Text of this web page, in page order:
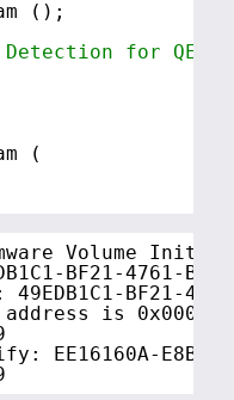
();
Detection for QEMU
(
Volume
BF21-4761-BB12-
BF21-
is
EE16160A-E8BE-